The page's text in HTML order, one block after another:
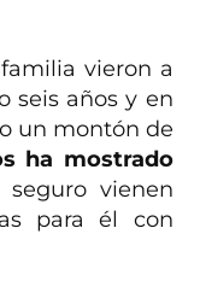
vieron a
seis años y en
un montón de
ha mostrado
vienen
para él con